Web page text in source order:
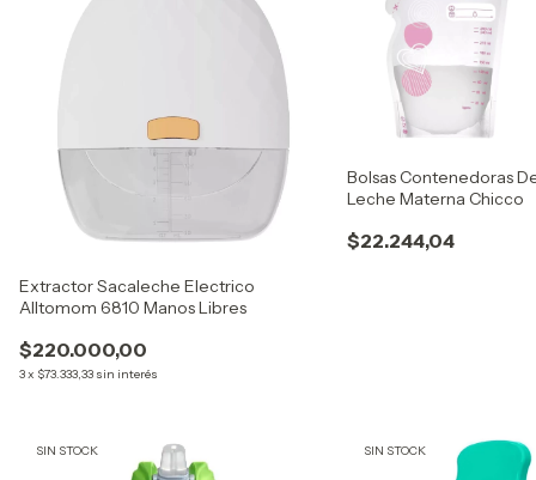
Extractor Sacaleche Electrico
Alltomom 6810 Manos Libres
$220.000,00
3x $73.333,33 sin interés
Bolsas Contenedoras
Leche Materna Chicco
$22.244,04
SIN STOCK SIN STOCK